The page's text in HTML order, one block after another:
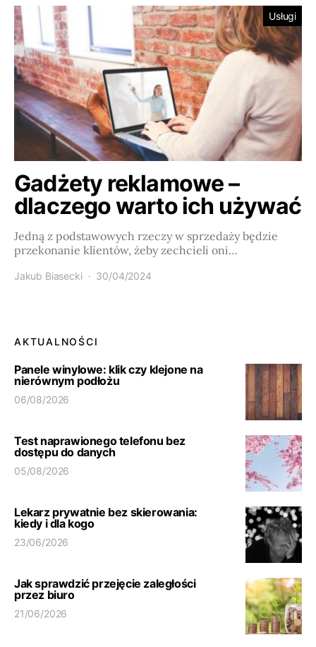
Usługi
Gadżety reklamowe –
dlaczego warto ich używać
Jedną z podstawowych rzeczy w sprzedaży będzie
przekonanie klientów, żeby zechcieli oni…
Jakub Biasecki 30/04/2024
AKTUALNOŚCI
Panele winylowe: klik czy klejone na
nierównym podłożu
06/08/2026
Test naprawionego telefonu bez
dostępu do danych
05/08/2026
Lekarz prywatnie bez skierowania:
kiedy i dla kogo
23/06/2026
Jak sprawdzić przejęcie zaległości
przez biuro
21/06/2026